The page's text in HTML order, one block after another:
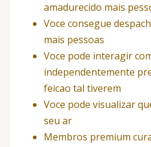
amadurecido mais
Voce consegue
mais pessoas
Voce pode interagir
independentemente
feicao tal tiverem
Voce pode visualizar
seu ar
Membros premium